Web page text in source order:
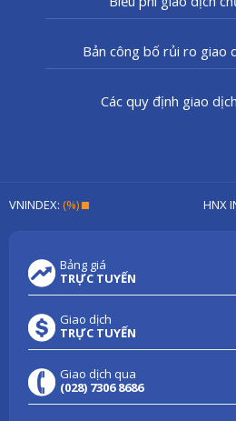
Bản công bố rủi ro giao
Các quy định giao
VNINDEX: (%) HNX
Bảng giá
TRỰC TUYẾN
Giao dịch
TRỰC TUYẾN
Giao dịch qua
(028) 7306 8686